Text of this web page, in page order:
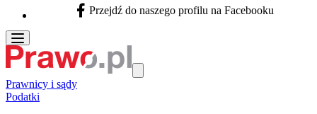
Facebook - otwiera się w nowej karcie
Przejdź do naszego profilu na Facebooku
Prawnicy i sądy
Podatki